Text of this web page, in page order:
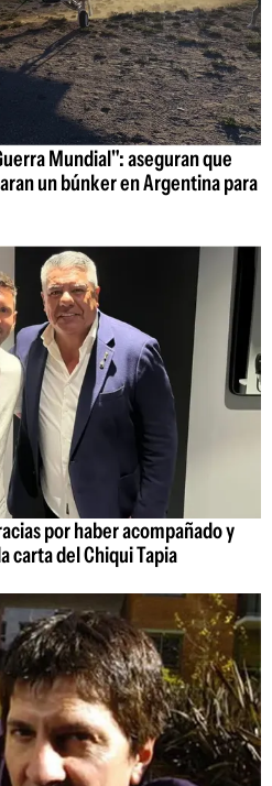
Mundial": aseguran que
un búnker en Argentina para
por haber acompañado y
carta del Chiqui Tapia